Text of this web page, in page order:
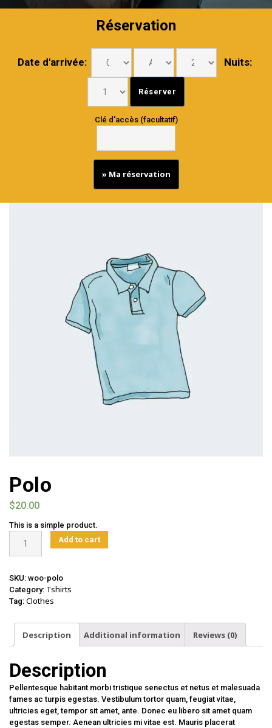
Réservation
Date d'arrivée: Nuits:
Clé d'accès (facultatif)
» Ma réservation
Polo
$20.00
This is a simple product.
quantity
Add to cart
SKU: woo-polo
Category: Tshirts
Tag: Clothes
Description Additional information Reviews (0)
Description
Pellentesque habitant morbi tristique senectus et netus et malesuada
fames ac turpis egestas. Vestibulum tortor quam, feugiat vitae,
ultricies eget, tempor sit amet, ante. Donec eu libero sit amet quam
egestas semper. Aenean ultricies mi vitae est. Mauris placerat